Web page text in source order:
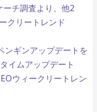
チ調査より、他2
クリートレンド
ンギンアップデートを
イムアップデート
ウィークリートレン